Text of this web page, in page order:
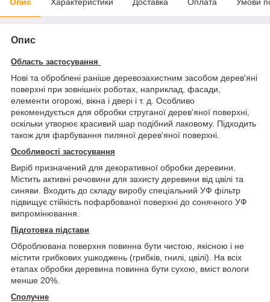
Опис
Область застосування
Нові та оброблені раніше деревозахистним засобом дерев'яні
поверхні при зовнішніх роботах, наприклад, фасади,
елементи огорожі, вікна і двері і т. д. Особливо
рекомендується для обробки струганої дерев'яної поверхні,
оскільки утворює красивий шар подібний лаковому. Підходить
також для фарбування пиляної дерев'яної поверхні.
Особливості застосування
Виріб призначений для декоративної обробки деревини.
Містить активні речовини для захисту деревини від цвілі та
синяви. Входить до складу виробу спеціальний УФ фільтр
підвищує стійкість пофарбованої поверхні до сонячного УФ
випромінювання.
Підготовка підстави
Оброблювана поверхня повинна бути чистою, якісною і не
містити грибкових ушкоджень (грибків, гнилі, цвілі). На всіх
етапах обробки деревина повинна бути сухою, вміст вологи
менше 20%.
Сполучне